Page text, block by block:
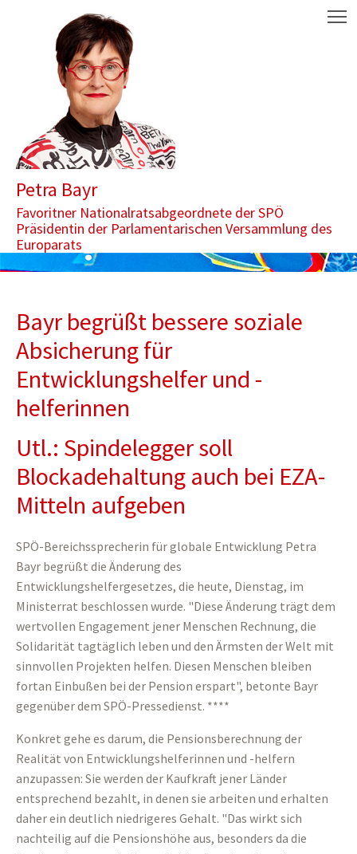
Aktuelle Seite: Bayr begrüßt bessere soziale Absicherung für
Petra Bayr
Favoritner Nationalratsabgeordnete der SPÖ
Präsidentin der Parlamentarischen Versammlung des
Europarats
Bayr begrüßt bessere soziale
Absicherung für
Entwicklungshelfer und -
helferinnen
Utl.: Spindelegger soll
Blockadehaltung auch bei EZA-
Mitteln aufgeben
SPÖ-Bereichssprecherin für globale Entwicklung Petra
Bayr begrüßt die Änderung des
Entwicklungshelfergesetzes, die heute, Dienstag, im
Ministerrat beschlossen wurde. "Diese Änderung trägt dem
wertvollen Engagement jener Menschen Rechnung, die
Solidarität tagtäglich leben und den Ärmsten der Welt mit
sinnvollen Projekten helfen. Diesen Menschen bleiben
fortan Einbußen bei der Pension erspart", betonte Bayr
gegenüber dem SPÖ-Pressedienst. ****
Konkret gehe es darum, die Pensionsberechnung der
Realität von Entwicklungshelferinnen und -helfern
anzupassen: Sie werden der Kaufkraft jener Länder
entsprechend bezahlt, in denen sie arbeiten und erhalten
daher ein deutlich niedrigeres Gehalt. "Das wirkt sich
nachteilig auf die Pensionshöhe aus, besonders da die